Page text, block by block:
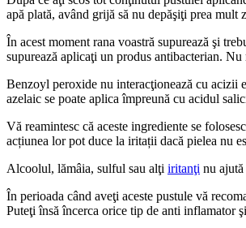
apă plată, având grijă să nu depăşiţi prea mult
În acest moment rana voastră supurează şi
supurează aplicaţi un produs antibacterian.
Benzoyl peroxide nu interacţionează cu acizii
azelaic se poate aplica împreună cu acidul
Vă reamintesc că aceste ingrediente se
acțiunea lor pot duce la iritații dacă pielea nu
Alcoolul, lămâia, sulful sau alţi iritanţi nu
În perioada când aveţi aceste pustule vă
Puteţi însă încerca orice tip de anti inflamator